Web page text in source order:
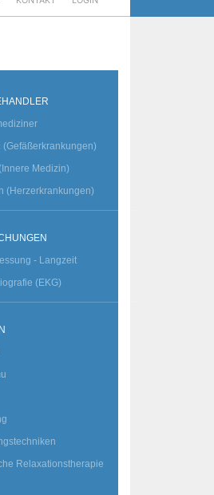
Medizin)
(Herzerkrankungen)
- Langzeit
(EKG)
Relaxationstherapie